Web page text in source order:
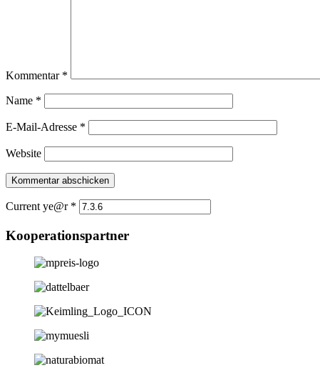
Kommentar *
Name *
E-Mail-Adresse *
Website
Current ye@r *
Kooperationspartner